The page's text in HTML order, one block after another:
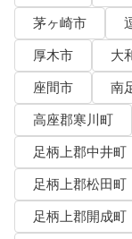
茅ヶ崎市
厚木市
大
座間市
南
高座郡寒川町
足柄上郡中井町
足柄上郡松田町
足柄上郡開成町